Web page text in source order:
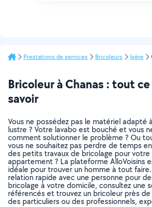
Prestations de services Bricoleurs Isère
Bricoleur à Chanas : tout
savoir
Vous ne possédez pas le matériel adapté
lustre ? Votre lavabo est bouché et vous
comment solutionner le problème ? Ou
vous ne souhaitez pas perdre de temps
des petits travaux de bricolage pour
appartement ? La plateforme AlloVoisins
idéale pour trouver un homme à tout
relation rapide avec une personne pour
bricolage à votre domicile, consultez une
référencés et trouvez un bricoleur près de
des particuliers ou des professionnels,